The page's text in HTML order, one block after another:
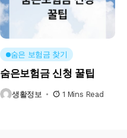
숨은 보험금 찾기
숨은보험금 신청 꿀팁
생활정보 1 Mins Read